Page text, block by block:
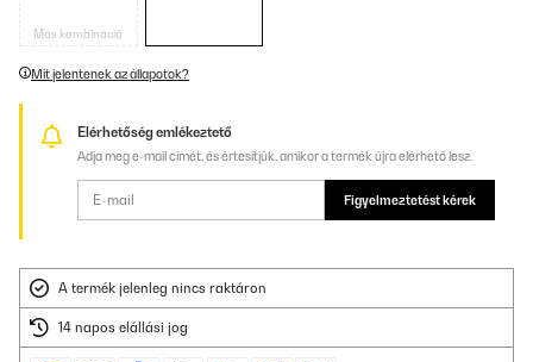
Más kombináció
Mit jelentenek az állapotok?
Elérhetőség emlékeztető
Adja meg e-mail címét, és értesítjük, amikor a termék újra elérhető lesz.
Figyelmeztetést kérek
A termék jelenleg nincs raktáron
14 napos elállási jog